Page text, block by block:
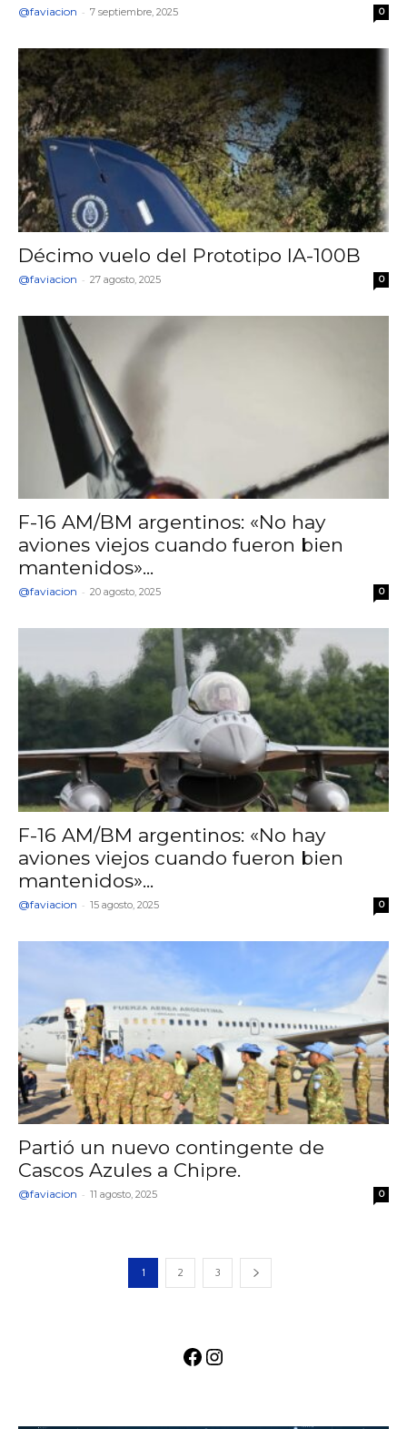
@faviacion - 7 septiembre, 2025 0
Décimo vuelo del Prototipo IA-100B
@faviacion - 27 agosto, 2025 0
F-16 AM/BM argentinos: «No hay
aviones viejos cuando fueron bien
mantenidos»...
@faviacion - 20 agosto, 2025 0
F-16 AM/BM argentinos: «No hay
aviones viejos cuando fueron bien
mantenidos»...
@faviacion - 15 agosto, 2025 0
Partió un nuevo contingente de
Cascos Azules a Chipre.
@faviacion - 11 agosto, 2025 0
1 2 3
Facebook
Instagram